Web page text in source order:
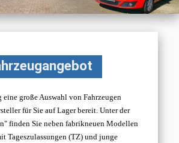
große Auswahl von Fahrzeugen
für Sie auf Lager bereit. Unter der
finden Sie neben fabrikneuen Modellen
Tageszulassungen (TZ) und junge